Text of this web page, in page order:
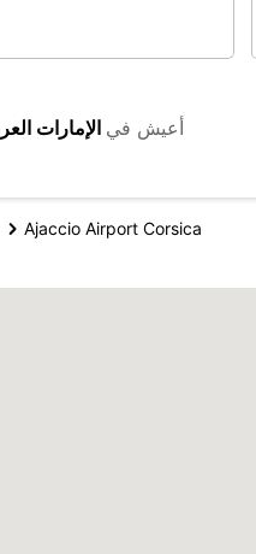
أعيش في
Ajaccio Airport Corsica